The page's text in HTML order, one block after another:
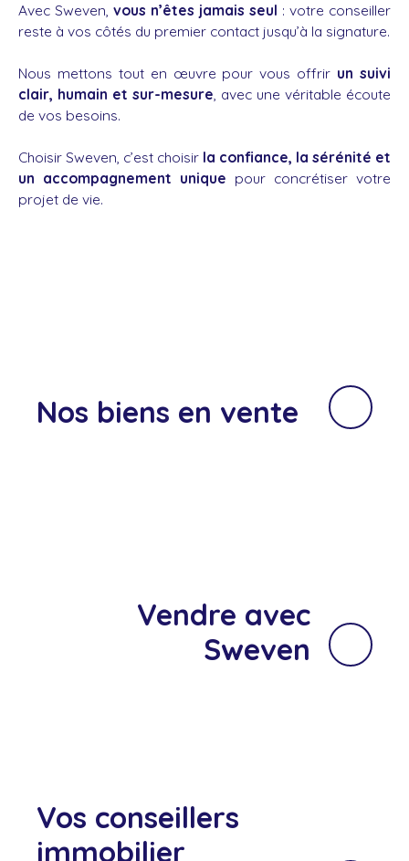
Avec Sweven, vous n’êtes jamais seul : votre conseiller
reste à vos côtés du premier contact jusqu’à la signature.
Nous mettons tout en œuvre pour vous offrir un suivi
clair, humain et sur-mesure, avec une véritable écoute
de vos besoins.
Choisir Sweven, c’est choisir la confiance, la sérénité et
un accompagnement unique pour concrétiser votre
projet de vie.
Nos biens en vente
Vendre avec
Sweven
Vos conseillers
immobilier